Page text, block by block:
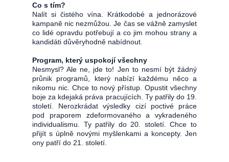
Co s tím?
Nalít si čistého vína. Krátkodobé a jednorázové
kampaně nic nezmůžou. Je čas se vážně zamyslet
co lidé opravdu potřebují a co jim mohou strany a
kandidáti důvěryhodně nabídnout.
Program, který uspokojí všechny
Nesmysl? Ale ne, jde to! Jen to nesmí být žádný
průnik programů, který nabízí každému něco a
nikomu nic. Chce to nový přístup. Opustit všechny
boje za kdejaká práva pracujících. Ty patřily do 19.
století. Nerozkrádat výsledky cizí poctivé práce
pod praporem zdeformovaného a vykradeného
individualismu. Ty patřily do 20. století. Chce to
přijít s úplně novými myšlenkami a koncepty. Jen
ony patří do 21. století.